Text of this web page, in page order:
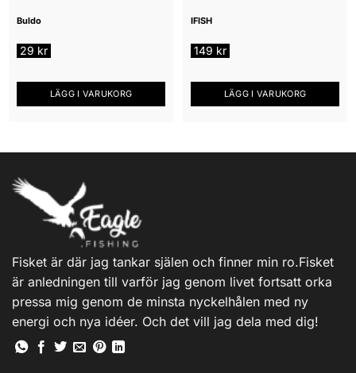
Buldo
29 kr
LÄGG I VARUKORG
IFISH
149 kr
LÄGG I VARUKORG
Fisket är där jag tankar själen och finner min ro.Fisket
är anledningen till varför jag genom livet fortsatt orka
pressa mig genom de minsta nyckelhålen med ny
energi och nya idéer. Och det vill jag dela med dig!